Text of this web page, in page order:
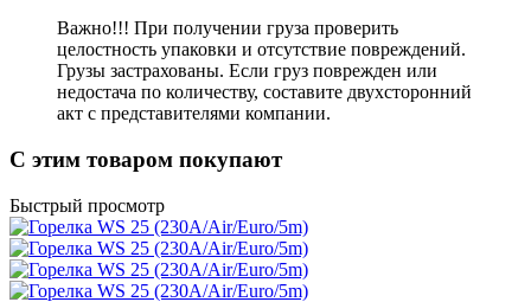
Важно!!! При получении груза проверить
целостность упаковки и отсутствие повреждений.
Грузы застрахованы. Если груз поврежден или
недостача по количеству, составите двухсторонний
акт с представителями компании.
С этим товаром покупают
Быстрый просмотр